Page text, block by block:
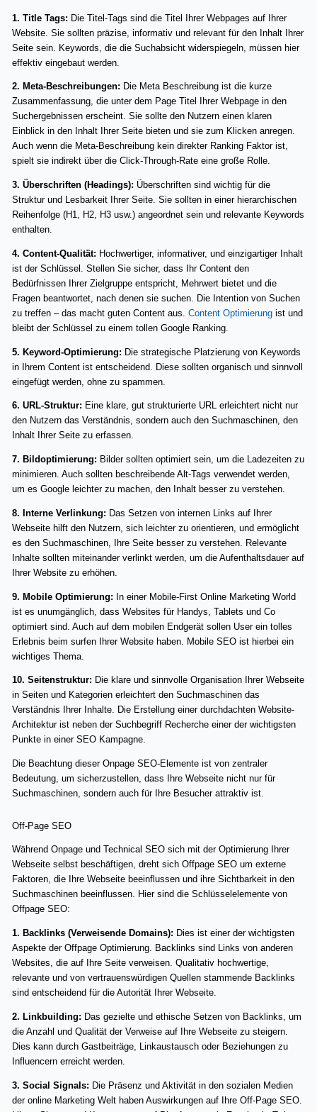
1. Title Tags: Die Titel-Tags sind die Titel Ihrer Webpages auf Ihrer
Website. Sie sollten präzise, informativ und relevant für den Inhalt Ihrer
Seite sein. Keywords, die die Suchabsicht widerspiegeln, müssen hier
effektiv eingebaut werden.
2. Meta-Beschreibungen: Die Meta Beschreibung ist die kurze
Zusammenfassung, die unter dem Page Titel Ihrer Webpage in den
Suchergebnissen erscheint. Sie sollte den Nutzern einen klaren
Einblick in den Inhalt Ihrer Seite bieten und sie zum Klicken anregen.
Auch wenn die Meta-Beschreibung kein direkter Ranking Faktor ist,
spielt sie indirekt über die Click-Through-Rate eine große Rolle.
3. Überschriften (Headings): Überschriften sind wichtig für die
Struktur und Lesbarkeit Ihrer Seite. Sie sollten in einer hierarchischen
Reihenfolge (H1, H2, H3 usw.) angeordnet sein und relevante Keywords
enthalten.
4. Content-Qualität: Hochwertiger, informativer, und einzigartiger Inhalt
ist der Schlüssel. Stellen Sie sicher, dass Ihr Content den
Bedürfnissen Ihrer Zielgruppe entspricht, Mehrwert bietet und die
Fragen beantwortet, nach denen sie suchen. Die Intention von Suchen
zu treffen – das macht guten Content aus. Content Optimierungist und
bleibt der Schlüssel zu einem tollen Google Ranking.
5. Keyword-Optimierung: Die strategische Platzierung von Keywords
in Ihrem Content ist entscheidend. Diese sollten organisch und sinnvoll
eingefügt werden, ohne zu spammen.
6. URL-Struktur: Eine klare, gut strukturierte URL erleichtert nicht nur
den Nutzern das Verständnis, sondern auch den Suchmaschinen, den
Inhalt Ihrer Seite zu erfassen.
7. Bildoptimierung: Bilder sollten optimiert sein, um die Ladezeiten zu
minimieren. Auch sollten beschreibende Alt-Tags verwendet werden,
um es Google leichter zu machen, den Inhalt besser zu verstehen.
8. Interne Verlinkung: Das Setzen von internen Links auf Ihrer
Webseite hilft den Nutzern, sich leichter zu orientieren, und ermöglicht
es den Suchmaschinen, Ihre Seite besser zu verstehen. Relevante
Inhalte sollten miteinander verlinkt werden, um die Aufenthaltsdauer auf
Ihrer Website zu erhöhen.
9. Mobile Optimierung: In einer Mobile-First Online Marketing World
ist es unumgänglich, dass Websites für Handys, Tablets und Co
optimiert sind. Auch auf dem mobilen Endgerät sollen User ein tolles
Erlebnis beim surfen Ihrer Website haben. Mobile SEO ist hierbei ein
wichtiges Thema.
10. Seitenstruktur: Die klare und sinnvolle Organisation Ihrer Webseite
in Seiten und Kategorien erleichtert den Suchmaschinen das
Verständnis Ihrer Inhalte. Die Erstellung einer durchdachten Website-
Architektur ist neben der Suchbegriff Recherche einer der wichtigsten
Punkte in einer SEO Kampagne.
Die Beachtung dieser Onpage SEO-Elemente ist von zentraler
Bedeutung, um sicherzustellen, dass Ihre Webseite nicht nur für
Suchmaschinen, sondern auch für Ihre Besucher attraktiv ist.
Off-Page SEO
Während Onpage und Technical SEO sich mit der Optimierung Ihrer
Webseite selbst beschäftigen, dreht sich Offpage SEO um externe
Faktoren, die Ihre Webseite beeinflussen und ihre Sichtbarkeit in den
Suchmaschinen beeinflussen. Hier sind die Schlüsselelemente von
Offpage SEO:
1. Backlinks (Verweisende Domains): Dies ist einer der wichtigsten
Aspekte der Offpage Optimierung. Backlinks sind Links von anderen
Websites, die auf Ihre Seite verweisen. Qualitativ hochwertige,
relevante und von vertrauenswürdigen Quellen stammende Backlinks
sind entscheidend für die Autorität Ihrer Webseite.
2. Linkbuilding: Das gezielte und ethische Setzen von Backlinks, um
die Anzahl und Qualität der Verweise auf Ihre Webseite zu steigern.
Dies kann durch Gastbeiträge, Linkaustausch oder Beziehungen zu
Influencern erreicht werden.
3. Social Signals: Die Präsenz und Aktivität in den sozialen Medien
der online Marketing Welt haben Auswirkungen auf Ihre Off-Page SEO.